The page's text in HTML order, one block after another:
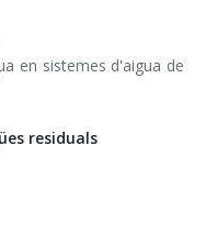
en sistemes d'aigua de
residuals